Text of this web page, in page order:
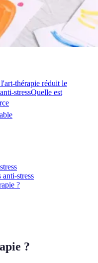
thérapie réduit le
stressQuelle est
stress
?
?